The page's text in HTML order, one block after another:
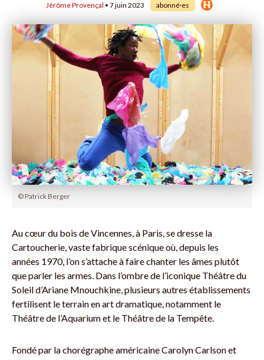
Jérôme Provençal • 7 juin 2023 abonné·es
© Patrick Berger
Au cœur du bois de Vincennes, à Paris, se dresse la
Cartoucherie, vaste fabrique scénique où, depuis les
années 1970, l’on s’attache à faire chanter les âmes plutôt
que parler les armes. Dans l’ombre de l’iconique Théâtre du
Soleil d’Ariane Mnouchkine, plusieurs autres établissements
fertilisent le terrain en art dramatique, notamment le
Théâtre de l’Aquarium et le Théâtre de la Tempête.
Fondé par la chorégraphe américaine Carolyn Carlson et